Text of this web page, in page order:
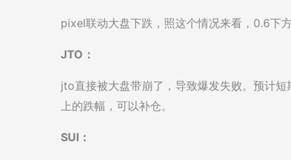
pixel联动大盘下跌，照这个情况来看，0.6下
JTO：
jto直接被大盘带崩了，导致爆发失败。预计
上的跌幅，可以补仓。
SUI：